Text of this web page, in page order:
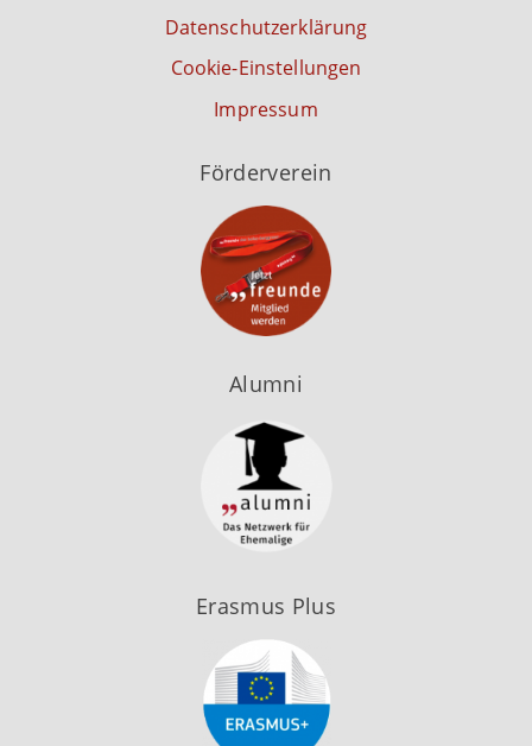
Datenschutzerklärung
Cookie-Einstellungen
Impressum
Förderverein
Alumni
Erasmus Plus